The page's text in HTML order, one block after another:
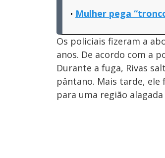
Mulher pega
Os policiais fizeram a
anos. De acordo com a
Durante a fuga, Rivas
pântano. Mais tarde,
para uma região